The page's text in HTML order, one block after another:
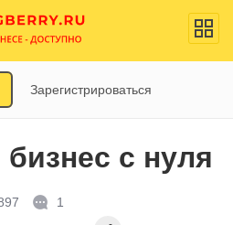
Зарегистрироваться
бизнес с нуля
1